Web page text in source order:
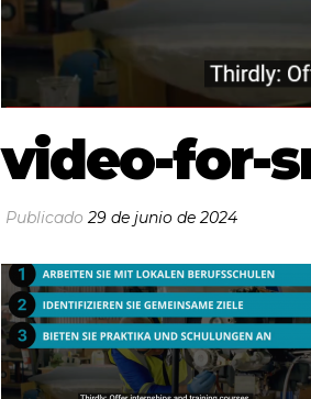
video-for-
Publicado 29 de junio de 2024